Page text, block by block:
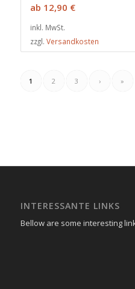
ab 12,90 €
inkl. MwSt.
zzgl. Versandkosten
1 2 3 › »
INTERESSANTE LINKS
Bellow are some interesting